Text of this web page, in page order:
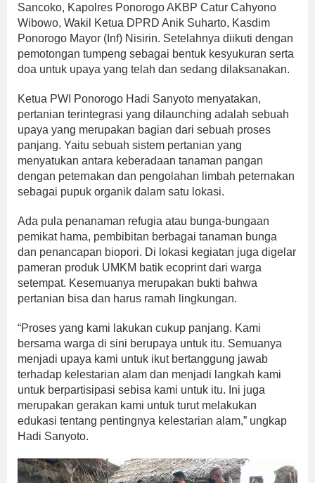
Sancoko, Kapolres Ponorogo AKBP Catur Cahyono
Wibowo, Wakil Ketua DPRD Anik Suharto, Kasdim
Ponorogo Mayor (Inf) Nisirin. Setelahnya diikuti dengan
pemotongan tumpeng sebagai bentuk kesyukuran serta
doa untuk upaya yang telah dan sedang dilaksanakan.
Ketua PWI Ponorogo Hadi Sanyoto menyatakan,
pertanian terintegrasi yang dilaunching adalah sebuah
upaya yang merupakan bagian dari sebuah proses
panjang. Yaitu sebuah sistem pertanian yang
menyatukan antara keberadaan tanaman pangan
dengan peternakan dan pengolahan limbah peternakan
sebagai pupuk organik dalam satu lokasi.
Ada pula penanaman refugia atau bunga-bungaan
pemikat hama, pembibitan berbagai tanaman bunga
dan penancapan biopori. Di lokasi kegiatan juga digelar
pameran produk UMKM batik ecoprint dari warga
setempat. Kesemuanya merupakan bukti bahwa
pertanian bisa dan harus ramah lingkungan.
“Proses yang kami lakukan cukup panjang. Kami
bersama warga di sini berupaya untuk itu. Semuanya
menjadi upaya kami untuk ikut bertanggung jawab
terhadap kelestarian alam dan menjadi langkah kami
untuk berpartisipasi sebisa kami untuk itu. Ini juga
merupakan gerakan kami untuk turut melakukan
edukasi tentang pentingnya kelestarian alam,” ungkap
Hadi Sanyoto.